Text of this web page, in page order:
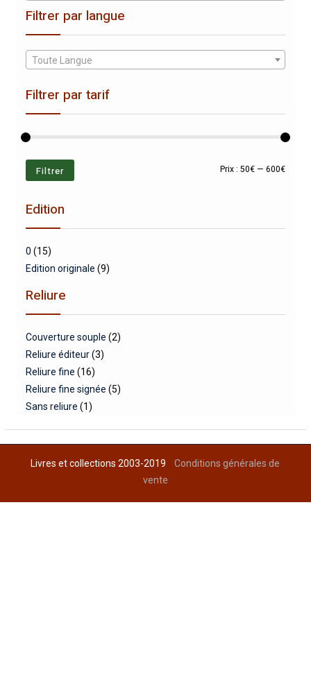
Filtrer par langue
Toute Langue
Filtrer par tarif
Prix
Prix
Filtrer Prix :50€ —600€
Edition
0 (15)
Edition originale (9)
Reliure
Couverture souple (2)
Reliure éditeur (3)
Reliure fine (16)
Reliure fine signée (5)
Sans reliure (1)
Livres et collections 2003-2019Conditions générales de
vente